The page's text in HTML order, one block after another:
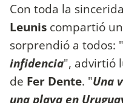
Con toda la
Leunis compartió
sorprendió a todos: "
infidencia", advirtió
de Fer Dente. "Una
una playa en